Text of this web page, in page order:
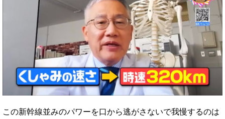
この新幹線並みのパワーを口から逃がさないで我慢するのは